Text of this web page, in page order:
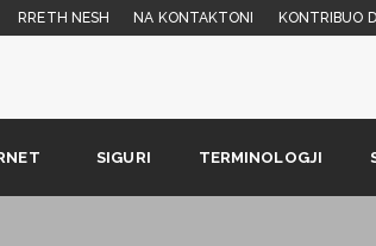
RRETH NESH NA KONTAKTONI KONTRIBUO
SIGURI TERMINOLOGJI